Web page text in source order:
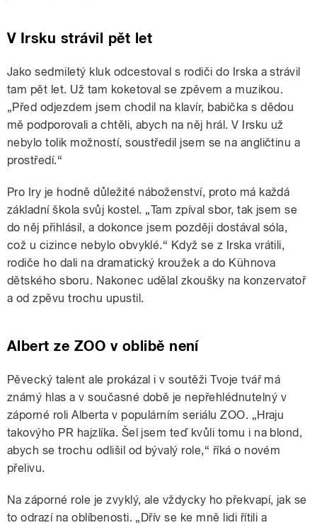
V Irsku strávil pět let
Jako sedmiletý kluk odcestoval s rodiči do Irska a strávil
tam pět let. Už tam koketoval se zpěvem a muzikou.
„Před odjezdem jsem chodil na klavír, babička s dědou
mě podporovali a chtěli, abych na něj hrál. V Irsku už
nebylo tolik možností, soustředil jsem se na angličtinu a
prostředí.“
Pro Iry je hodně důležité náboženství, proto má každá
základní škola svůj kostel. „Tam zpíval sbor, tak jsem se
do něj přihlásil, a dokonce jsem později dostával sóla,
což u cizince nebylo obvyklé.“ Když se z Irska vrátili,
rodiče ho dali na dramatický kroužek a do Kühnova
dětského sboru. Nakonec udělal zkoušky na konzervatoř
a od zpěvu trochu upustil.
Albert ze ZOO v oblibě není
Pěvecký talent ale prokázal i v soutěži Tvoje tvář má
známý hlas a v současné době je nepřehlédnutelný v
záporné roli Alberta v populárním seriálu ZOO. „Hraju
takovýho PR hajzlíka. Šel jsem teď kvůli tomu i na blond,
abych se trochu odlišil od bývalý role,“ říká o novém
přelivu.
Na záporné role je zvyklý, ale vždycky ho překvapí, jak se
to odrazí na oblíbenosti. „Dřív se ke mně lidi řítili a